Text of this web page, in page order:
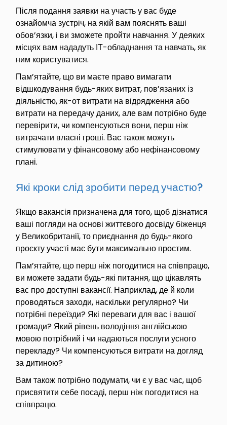
Після подання заявки на участь у вас буде
ознайомча зустріч, на якій вам пояснять ваші
обов’язки, і ви зможете пройти навчання. У деяких
місцях вам нададуть ІТ-обладнання та навчать, як
ним користуватися.
Пам’ятайте, що ви маєте право вимагати
відшкодування будь-яких витрат, пов’язаних із
діяльністю, як-от витрати на відрядження або
витрати на передачу даних, але вам потрібно буде
перевірити, чи компенсуються вони, перш ніж
витрачати власні гроші. Вас також можуть
стимулювати у фінансовому або нефінансовому
плані.
Які кроки слід зробити перед участю?
Якщо вакансія призначена для того, щоб дізнатися
ваші погляди на основі життєвого досвіду біженця
у Великобританії, то приєднання до будь-якого
проєкту участі має бути максимально простим.
Пам’ятайте, що перш ніж погодитися на співпрацю,
ви можете задати будь-які питання, що цікавлять
вас про доступні вакансії. Наприклад, де й коли
проводяться заходи, наскільки регулярно? Чи
потрібні переїзди? Які переваги для вас і вашої
громади? Який рівень володіння англійською
мовою потрібний і чи надаються послуги усного
перекладу? Чи компенсуються витрати на догляд
за дитиною?
Вам також потрібно подумати, чи є у вас час, щоб
присвятити себе посаді, перш ніж погодитися на
співпрацю.